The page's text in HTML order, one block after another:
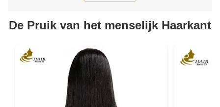
De Pruik van het menselijk Haarkant